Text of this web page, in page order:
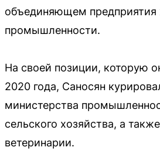
объединяющем предприятия
промышленности.
На своей позиции, которую
2020 года, Саносян
министерства
сельского хозяйства, а
ветеринарии.